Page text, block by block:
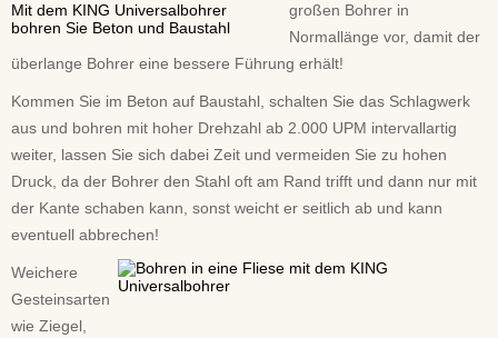
Mit dem KING Universalbohrer
bohren Sie Beton und Baustahl
großen Bohrer in
Normallänge vor, damit der
überlange Bohrer eine bessere Führung erhält!
Kommen Sie im Beton auf Baustahl, schalten Sie das Schlagwerk
aus und bohren mit hoher Drehzahl ab 2.000 UPM intervallartig
weiter, lassen Sie sich dabei Zeit und vermeiden Sie zu hohen
Druck, da der Bohrer den Stahl oft am Rand trifft und dann nur mit
der Kante schaben kann, sonst weicht er seitlich ab und kann
eventuell abbrechen!
Weichere
Gesteinsarten
wie Ziegel,